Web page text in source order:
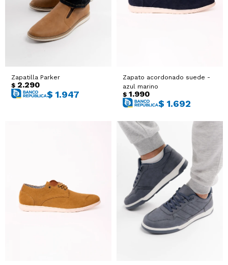
Zapatilla Parker
$ 2.290
$ 1.947
Zapato acordonado suede -
azul marino
$ 1.990
$ 1.692
Sacos
Trajes
Ver todo
T-shirts y Tops
Ver todo